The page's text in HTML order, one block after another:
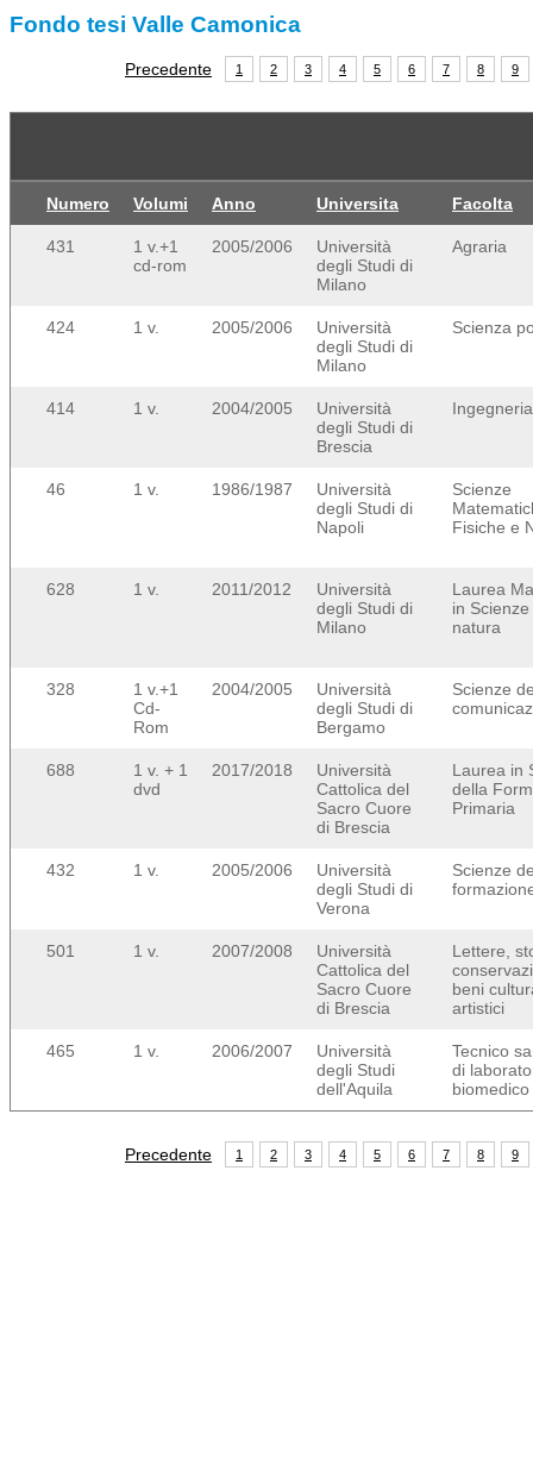
Fondo tesi Valle Camonica
Precedente 1 2 3 4 5 6 7 8 9
Numero Volumi Anno Universita Facolta
431
1 v.+1
cd-rom
2005/2006
Università
degli Studi di
Milano
Agraria
424 1 v. 2005/2006
Università
degli Studi di
Milano
Scienza
414 1 v. 2004/2005
Università
degli Studi di
Brescia
46 1 v. 1986/1987
Università
degli Studi di
Napoli
Scienze
Fisiche e
628 1 v. 2011/2012
Università
degli Studi di
Milano
Laurea
in
natura
328
1 v.+1
Cd-
Rom
2004/2005
Università
degli Studi di
Bergamo
Scienze
688
1 v. + 1
dvd
2017/2018
Università
Cattolica del
Sacro Cuore
di Brescia
Laurea in
della
Primaria
432 1 v. 2005/2006
Università
degli Studi di
Verona
Scienze
501 1 v. 2007/2008
Università
Cattolica del
Sacro Cuore
di Brescia
Lettere,
beni
artistici
465 1 v. 2006/2007
Università
degli Studi
dell'Aquila
Tecnico
di
biomedico
Precedente 1 2 3 4 5 6 7 8 9